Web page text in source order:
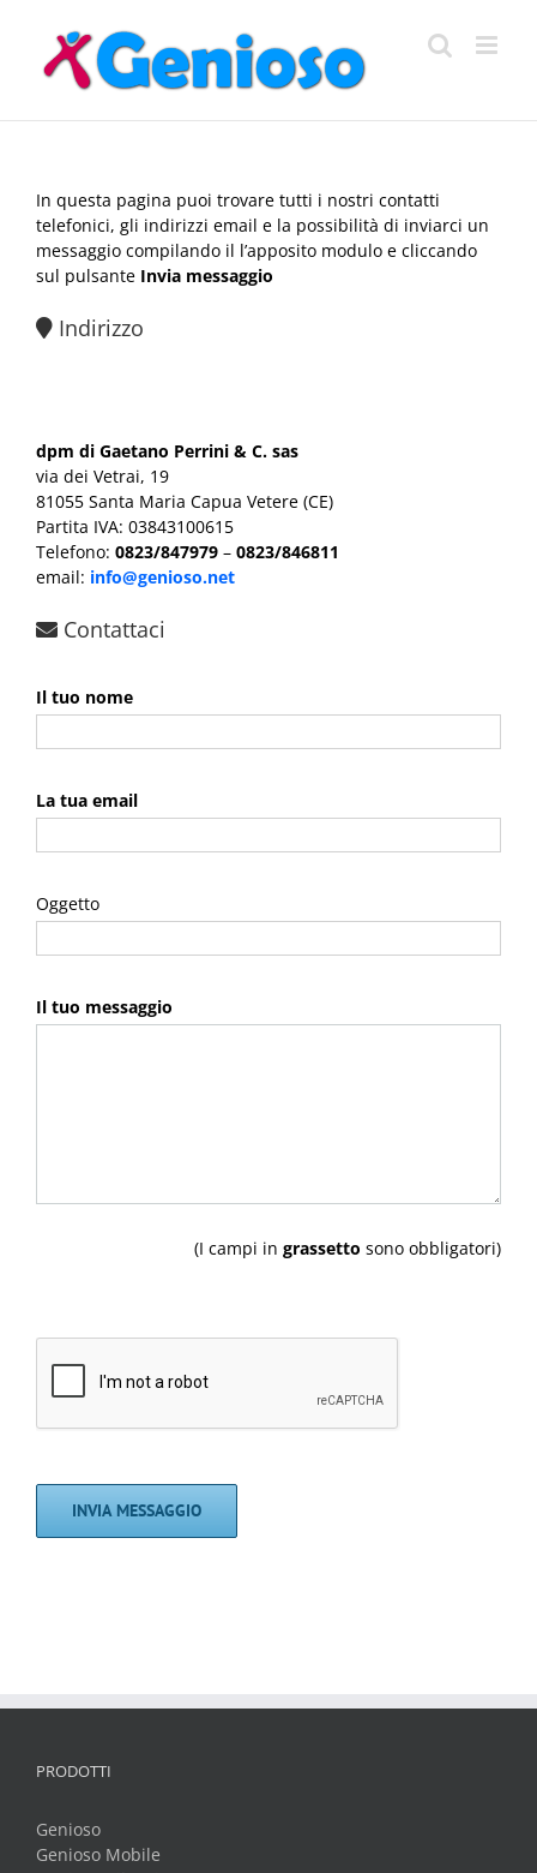
contenuto
In questa pagina puoi trovare tutti i nostri contatti
telefonici, gli indirizzi email e la possibilità di inviarci un
messaggio compilando il l’apposito modulo e cliccando
sul pulsante Invia messaggio
Indirizzo
dpm di Gaetano Perrini & C. sas
via dei Vetrai, 19
81055 Santa Maria Capua Vetere (CE)
Partita IVA: 03843100615
Telefono: 0823/847979 – 0823/846811
email: info@genioso.net
Contattaci
Il tuo nome
La tua email
Oggetto
Il tuo messaggio
(I campi in grassetto sono obbligatori)
PRODOTTI
Genioso
Genioso Mobile